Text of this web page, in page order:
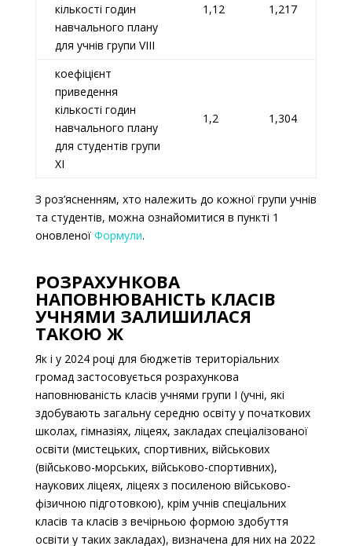
кількості годин
навчального плану
для учнів групи VIII
1,12 1,217
коефіцієнт
приведення
кількості годин
навчального плану
для студентів групи
XІ
1,2 1,304
З роз’ясненням, хто належить до кожної групи учнів
та студентів, можна ознайомитися в пункті 1
оновленої Формули.
РОЗРАХУНКОВА
НАПОВНЮВАНІСТЬ КЛАСІВ
УЧНЯМИ ЗАЛИШИЛАСЯ
ТАКОЮ Ж
Як і у 2024 році для бюджетів територіальних
громад застосовується розрахункова
наповнюваність класів учнями групи I (учні, які
здобувають загальну середню освіту у початкових
школах, гімназіях, ліцеях, закладах спеціалізованої
освіти (мистецьких, спортивних, військових
(військово-морських, військово-спортивних),
наукових ліцеях, ліцеях з посиленою військово-
фізичною підготовкою), крім учнів спеціальних
класів та класів з вечірньою формою здобуття
освіти у таких закладах), визначена для них на 2022